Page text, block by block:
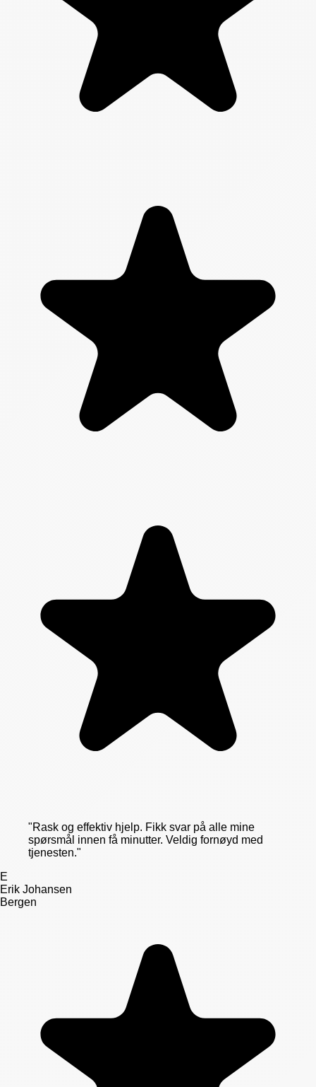
"Rask og effektiv hjelp. Fikk svar på alle mine
spørsmål innen få minutter. Veldig fornøyd med
tjenesten."
E
Erik Johansen
Bergen